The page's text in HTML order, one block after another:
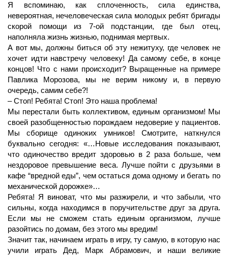
Я вспоминаю, как сплоченность, сила единства,
невероятная, нечеловеческая сила молодых ребят бригады
скорой помощи из 7-ой подстанции, где был отец,
наполняла жизнь жизнью, поднимая мертвых.
А вот мы, должны биться об эту нежитуху, где человек не
хочет идти навстречу человеку! Да самому себе, в конце
концов! Что с нами происходит? Выращенные на примере
Павлика Морозова, мы не верим никому и, в первую
очередь, самим себе?!
– Стоп! Ребята! Стоп! Это наша проблема!
Мы перестали быть коллективом, единым организмом! Мы
своей разобщенностью порождаем недоверие у пациентов.
Мы сборище одиноких умников! Смотрите, наткнулся
буквально сегодня: «…Новые исследования показывают,
что одиночество вредит здоровью в 2 раза больше, чем
нездоровое превышение веса. Лучше пойти с друзьями в
кафе “вредной еды”, чем остаться дома одному и бегать по
механической дорожке»…
Ребята! Я виноват, что мы разжирели, и что забыли, что
сильны, когда находимся в поручительстве друг за друга.
Если мы не сможем стать единым организмом, лучше
разойтись по домам, без этого мы вредим!
Значит так, начинаем играть в игру, ту самую, в которую нас
учили играть Дед, Марк Абрамович, и наши великие